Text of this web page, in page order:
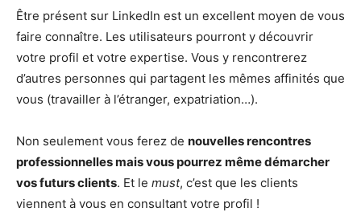
Être présent sur LinkedIn est un excellent moyen de vous
faire connaître. Les utilisateurs pourront y découvrir
votre profil et votre expertise. Vous y rencontrerez
d’autres personnes qui partagent les mêmes affinités que
vous (travailler à l’étranger, expatriation…).
Non seulement vous ferez de nouvelles rencontres
professionnelles mais vous pourrez même démarcher
vos futurs clients. Et le must, c’est que les clients
viennent à vous en consultant votre profil !